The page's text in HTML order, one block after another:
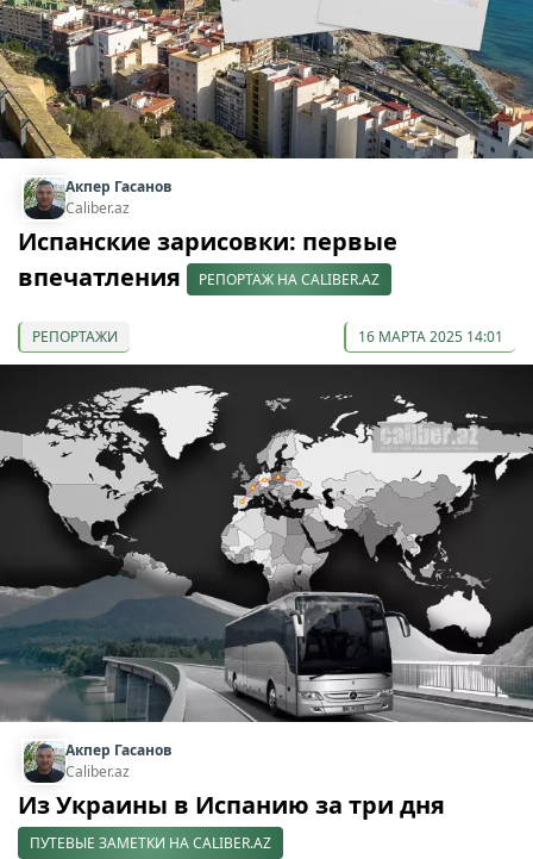
Акпер Гасанов
Caliber.az
Испанские зарисовки: первые
впечатления
РЕПОРТАЖ НА CALIBER.AZ
РЕПОРТАЖИ 16 МАРТА 2025 14:01
Акпер Гасанов
Caliber.az
Из Украины в Испанию за три дня
ПУТЕВЫЕ ЗАМЕТКИ НА CALIBER.AZ